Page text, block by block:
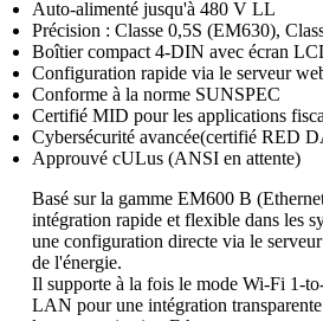
Auto-alimenté jusqu'à 480 V LL
Précision : Classe 0,5S (EM630),
Boîtiercompact 4-DIN avec écran
Configuration rapide via le serveur
Conforme à la norme SUNSPEC
Certifié MID pour les applications
Cybersécurité avancée(certifié RED
Approuvé cULus (ANSI en attente)
Basé sur la gamme EM600 B
intégration rapide et flexible dans les
une configuration directe via le
de l'énergie.
Il supporte à la fois le mode Wi-Fi 1-
LAN pour une intégration